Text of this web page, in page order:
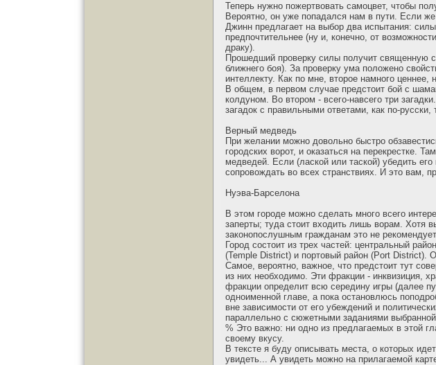
Теперь нужно пожертвовать самоцвет, чтобы
Вероятно, он уже попадался нам в пути. Если же
Джинн предлагает на выбор два испытания:
предпочтительнее (ну и, конечно, от
драку).
Прошедший проверку силы получит священную
ближнего боя). За проверку ума положено
интеллекту. Как по мне, второе намного
В общем, в первом случае предстоит бой с
колдуном. Во втором - всего-навсего три
загадок с правильными ответами, как по-русски,
Верный медведь
При желании можно довольно быстро
городских ворот, и оказаться на перекрестке.
медведей. Если (лаской или таской) убедить
сопровождать во всех странствиях. И это вам,
Нуэва-Барселона
В этом городе можно сделать много всего
заперты; туда стоит входить лишь ворам.
законопослушным гражданам это не
Город состоит из трех частей: центральный
(Temple District) и портовый район (Port District).
Самое, вероятно, важное, что предстоит тут
из них необходимо. Эти фракции - инквизиция,
фракции определит всю середину игры (далее
одноименной главе, а пока остановлюсь
вне зависимости от его убеждений и
параллельно с сюжетными заданиями
% Это важно: ни одно из предлагаемых в этой
своему вкусу.
В тексте я буду описывать места, о которых
увидеть... А увидеть можно на прилагаемой